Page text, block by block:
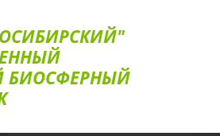
БИОСФЕРНЫЙ